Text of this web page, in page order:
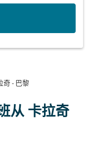
奇 - 巴黎
从 卡拉奇
的地）或与下面的各